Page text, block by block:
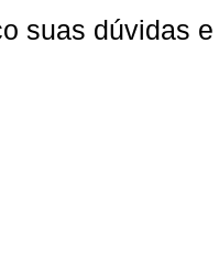
suas dúvidas